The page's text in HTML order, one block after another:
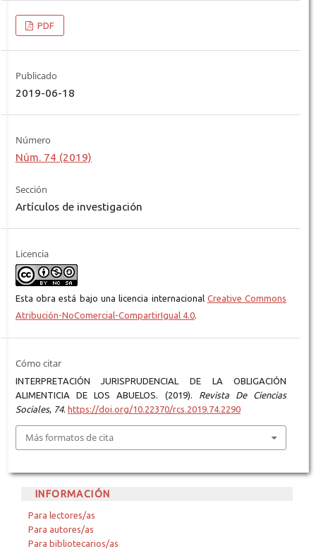
PDF
Publicado
2019-06-18
Número
Núm. 74 (2019)
Sección
Artículos de investigación
Licencia
Esta obra está bajo una licencia internacional Creative Commons
Atribución-NoComercial-CompartirIgual 4.0.
Cómo citar
INTERPRETACIÓN JURISPRUDENCIAL DE LA OBLIGACIÓN
ALIMENTICIA DE LOS ABUELOS. (2019). Revista De Ciencias
Sociales, 74. https://doi.org/10.22370/rcs.2019.74.2290
Más formatos de cita
INFORMACIÓN
Para lectores/as
Para autores/as
Para bibliotecarios/as